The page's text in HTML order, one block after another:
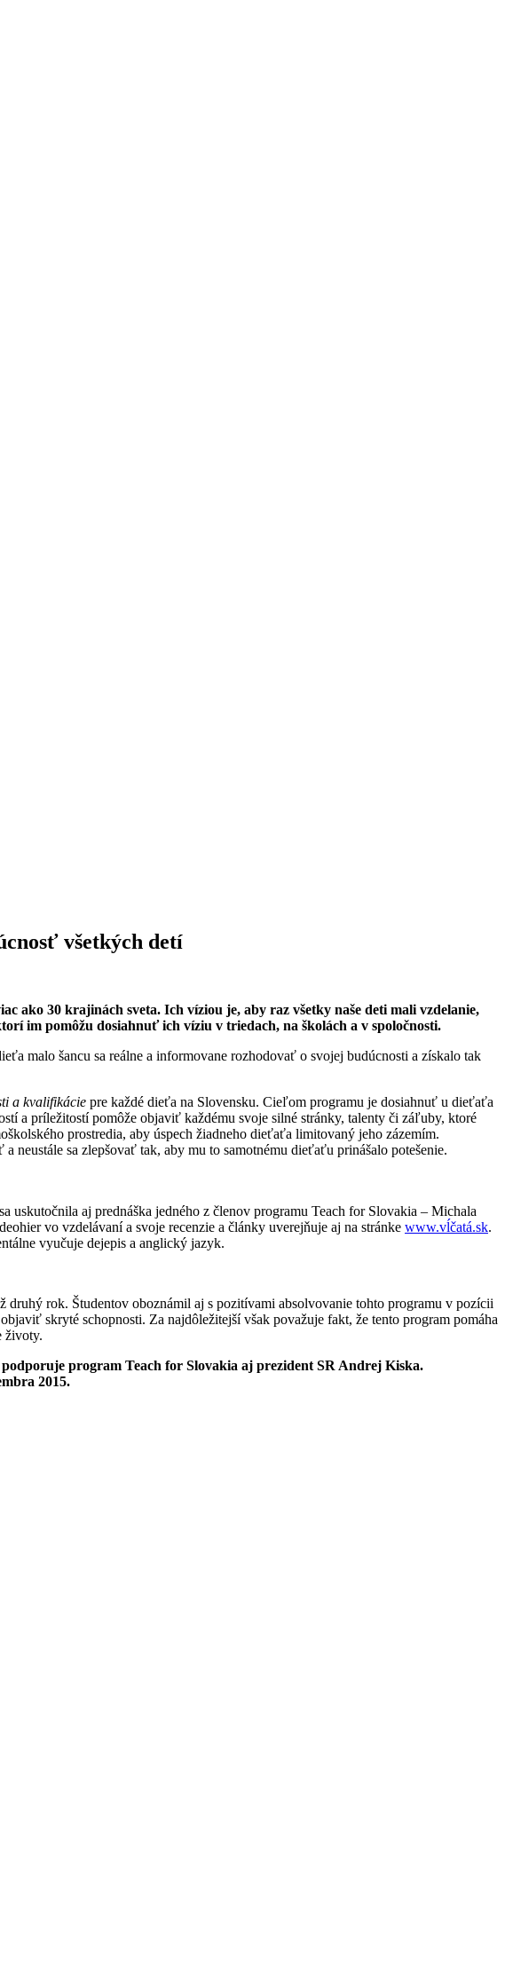
všetkých detí
ako 30 krajinách sveta. Ich víziou je, aby raz všetky naše deti mali vzdelanie,
im pomôžu dosiahnuť ich víziu v triedach, na školách a v spoločnosti.
malo šancu sa reálne a informovane rozhodovať o svojej budúcnosti a získalo tak
a kvalifikácie pre každé dieťa na Slovensku. Cieľom programu je dosiahnuť u dieťaťa
a príležitostí pomôže objaviť každému svoje silné stránky, talenty či záľuby, ktoré
prostredia, aby úspech žiadneho dieťaťa limitovaný jeho zázemím.
sa zlepšovať tak, aby mu to samotnému dieťaťu prinášalo potešenie.
uskutočnila aj prednáška jedného z členov programu Teach for Slovakia – Michala
vo vzdelávaní a svoje recenzie a články uverejňuje aj na stránke www.vĺčatá.sk.
vyučuje dejepis a anglický jazyk.
rok. Študentov oboznámil aj s pozitívami absolvovanie tohto programu v pozícii
skryté schopnosti. Za najdôležitejší však považuje fakt, že tento program pomáha
životy.
program Teach for Slovakia aj prezident SR Andrej Kiska.
2015.